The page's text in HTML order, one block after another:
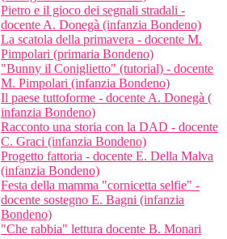
Pietro e il gioco dei segnali stradali -
docente A. Donegà (infanzia Bondeno)
La scatola della primavera - docente M.
Pimpolari (primaria Bondeno)
"Bunny il Coniglietto" (tutorial) - docente
M. Pimpolari (infanzia Bondeno)
Il paese tuttoforme - docente A. Donegà (
infanzia Bondeno)
Racconto una storia con la DAD - docente
C. Graci (infanzia Bondeno)
Progetto fattoria - docente E. Della Malva
(infanzia Bondeno)
Festa della mamma "cornicetta selfie" -
docente sostegno E. Bagni (infanzia
Bondeno)
"Che rabbia" lettura docente B. Monari